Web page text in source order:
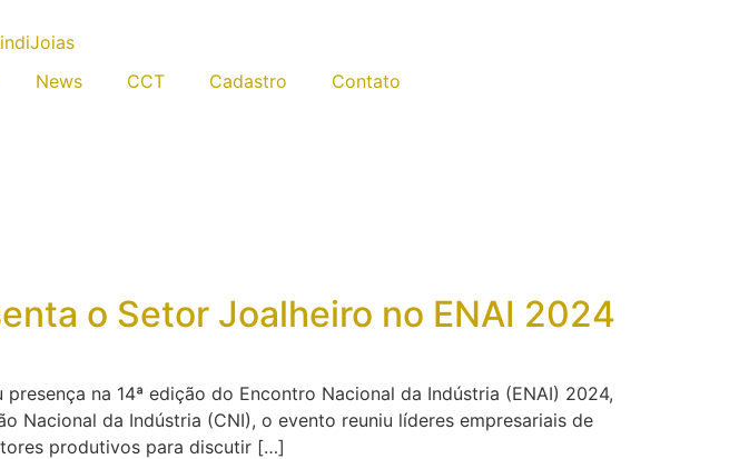
News CCT Cadastro
Contato
o Setor Joalheiro no ENAI 2024
na 14ª edição do Encontro Nacional da Indústria (ENAI) 2024,
Nacional da Indústria (CNI), o evento reuniu líderes empresariais de
produtivos para discutir […]